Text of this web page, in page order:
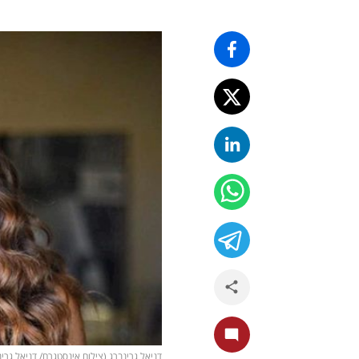
דניאל גרינברג (צילום אינסטגרם/ דניאל